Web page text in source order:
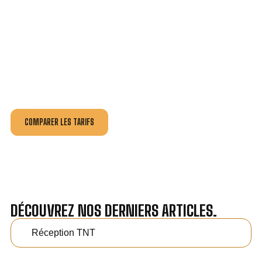
COMPARER LES TARIFS
DÉCOUVREZ NOS DERNIERS ARTICLES.
Réception TNT